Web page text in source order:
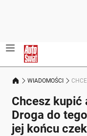
WIADOMOŚCI
Chcesz kupić
Droga do
jej końcu